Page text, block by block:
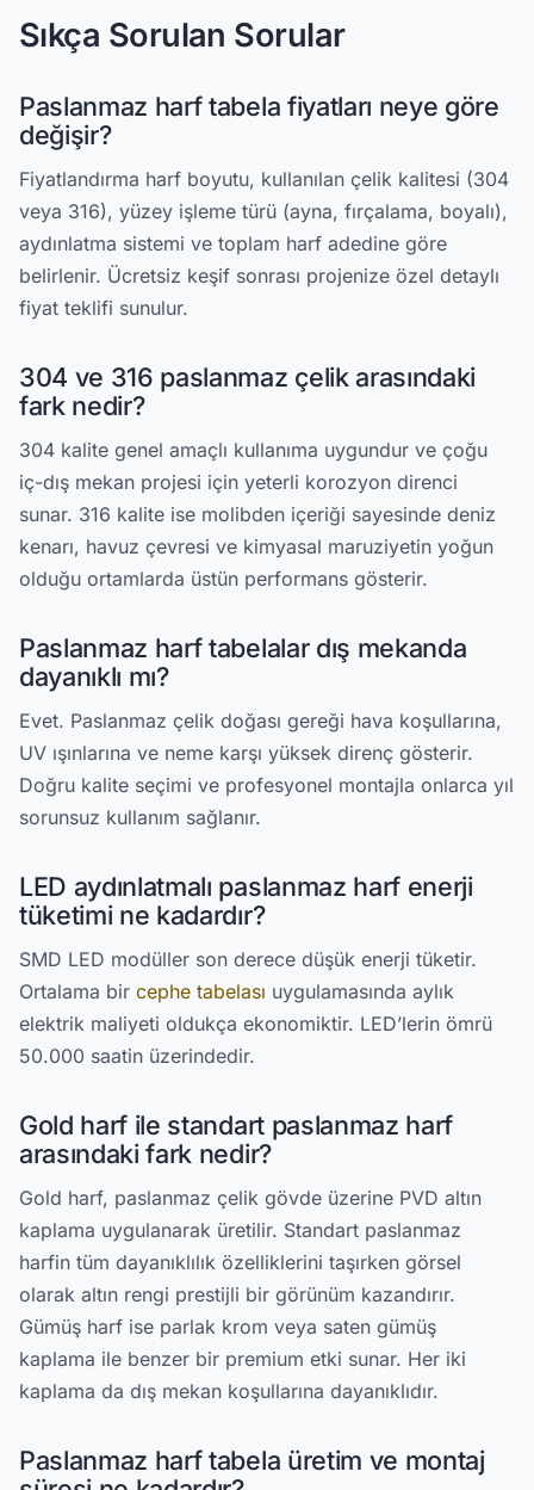
Sıkça Sorulan Sorular
Paslanmaz harf tabela fiyatları neye göre
değişir?
Fiyatlandırma harf boyutu, kullanılan çelik kalitesi (304
veya 316), yüzey işleme türü (ayna, fırçalama, boyalı),
aydınlatma sistemi ve toplam harf adedine göre
belirlenir. Ücretsiz keşif sonrası projenize özel detaylı
fiyat teklifi sunulur.
304 ve 316 paslanmaz çelik arasındaki
fark nedir?
304 kalite genel amaçlı kullanıma uygundur ve çoğu
iç-dış mekan projesi için yeterli korozyon direnci
sunar. 316 kalite ise molibden içeriği sayesinde deniz
kenarı, havuz çevresi ve kimyasal maruziyetin yoğun
olduğu ortamlarda üstün performans gösterir.
Paslanmaz harf tabelalar dış mekanda
dayanıklı mı?
Evet. Paslanmaz çelik doğası gereği hava koşullarına,
UV ışınlarına ve neme karşı yüksek direnç gösterir.
Doğru kalite seçimi ve profesyonel montajla onlarca yıl
sorunsuz kullanım sağlanır.
LED aydınlatmalı paslanmaz harf enerji
tüketimi ne kadardır?
SMD LED modüller son derece düşük enerji tüketir.
Ortalama bir cephe tabelası uygulamasında aylık
elektrik maliyeti oldukça ekonomiktir. LED’lerin ömrü
50.000 saatin üzerindedir.
Gold harf ile standart paslanmaz harf
arasındaki fark nedir?
Gold harf, paslanmaz çelik gövde üzerine PVD altın
kaplama uygulanarak üretilir. Standart paslanmaz
harfin tüm dayanıklılık özelliklerini taşırken görsel
olarak altın rengi prestijli bir görünüm kazandırır.
Gümüş harf ise parlak krom veya saten gümüş
kaplama ile benzer bir premium etki sunar. Her iki
kaplama da dış mekan koşullarına dayanıklıdır.
Paslanmaz harf tabela üretim ve montaj